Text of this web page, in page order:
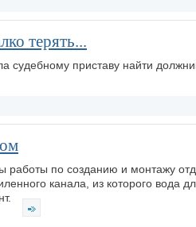
терять...
судебному приставу найти
работы по созданию и монтажу
канала, из которого вода